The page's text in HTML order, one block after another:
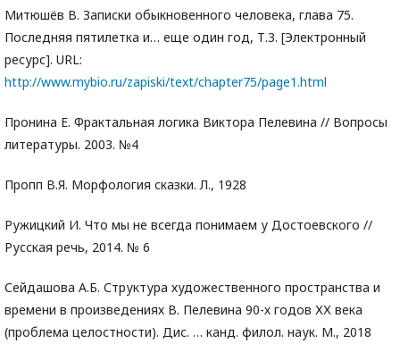
Митюшёв В. Записки обыкновенного человека, глава 75.
Последняя пятилетка и… еще один год, Т.3. [Электронный
ресурс]. URL:
http://www.mybio.ru/zapiski/text/chapter75/page1.html
Пронина Е. Фрактальная логика Виктора Пелевина // Вопросы
литературы. 2003. №4
Пропп В.Я. Морфология сказки. Л., 1928
Ружицкий И. Что мы не всегда понимаем у Достоевского //
Русская речь, 2014. № 6
Сейдашова А.Б. Структура художественного пространства и
времени в произведениях В. Пелевина 90-х годов ХХ века
(проблема целостности). Дис. … канд. филол. наук. М., 2018